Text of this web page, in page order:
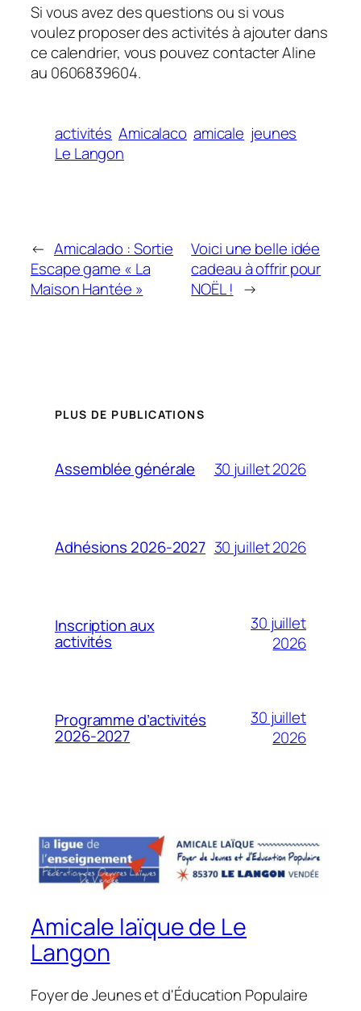
Si vous avez des questions ou si vous
voulez proposer des activités à ajouter dans
ce calendrier, vous pouvez contacter Aline
au 0606839604.
activités Amicalaco amicale jeunes
Le Langon
← Amicalado : Sortie
Escape game « La
Maison Hantée »
Voici une belle idée
cadeau à offrir pour
NOËL ! →
PLUS DE PUBLICATIONS
Assemblée générale 30 juillet 2026
Adhésions 2026-2027 30 juillet 2026
Inscription aux
activités
30 juillet
2026
Programme d’activités
2026-2027
30 juillet
2026
Amicale laïque de Le
Langon
Foyer de Jeunes et d'Éducation Populaire